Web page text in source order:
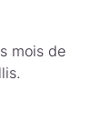
mois de